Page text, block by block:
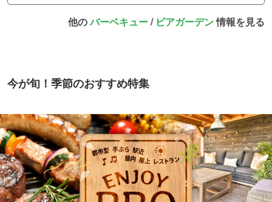
他のバーベキュー/ ビアガーデン情報を見る
今が旬！季節のおすすめ特集